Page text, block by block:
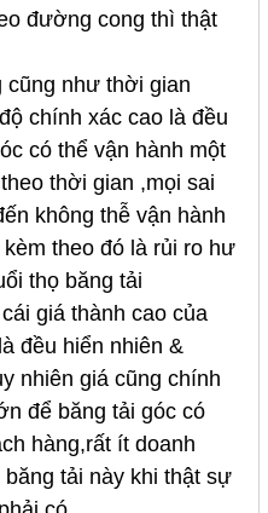
đường cong thì thật
cũng như thời gian
chính xác cao là đều
có thể vận hành một
thời gian ,mọi sai
không thễ vận hành
theo đó là rủi ro hư
thọ băng tải
giá thành cao của
đều hiển nhiên &
nhiên giá cũng chính
để băng tải góc có
hàng,rất ít doanh
tải này khi thật sự